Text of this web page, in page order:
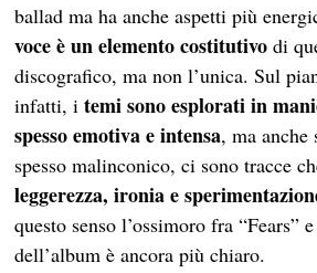
ballad ma ha anche aspetti più
voce è un elemento costitutivodi
discografico, ma non l’unica. Sul
infatti, i temi sono esplorati in
spesso emotiva e intensa, ma
spesso malinconico, ci sono tracce
leggerezza, ironia e
questo senso l’ossimoro fra “Fears”
dell’album è ancora più chiaro.